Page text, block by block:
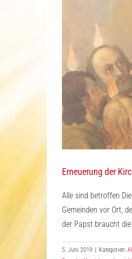
Erneuerung der
Alle sind betroffen
Gemeinden vor Ort,
der Papst braucht
5. Juni 2019 Kategorien: